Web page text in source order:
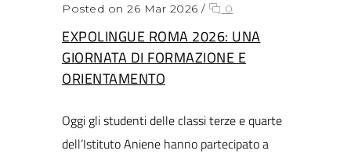
Posted on 26 Mar 2026 / 0
EXPOLINGUE ROMA 2026: UNA
GIORNATA DI FORMAZIONE E
ORIENTAMENTO
Oggi gli studenti delle classi terze e quarte
dell’Istituto Aniene hanno partecipato a